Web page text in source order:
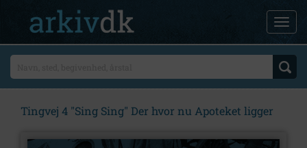
Tingvej 4 "Sing Sing" Der hvor nu Apoteket ligger